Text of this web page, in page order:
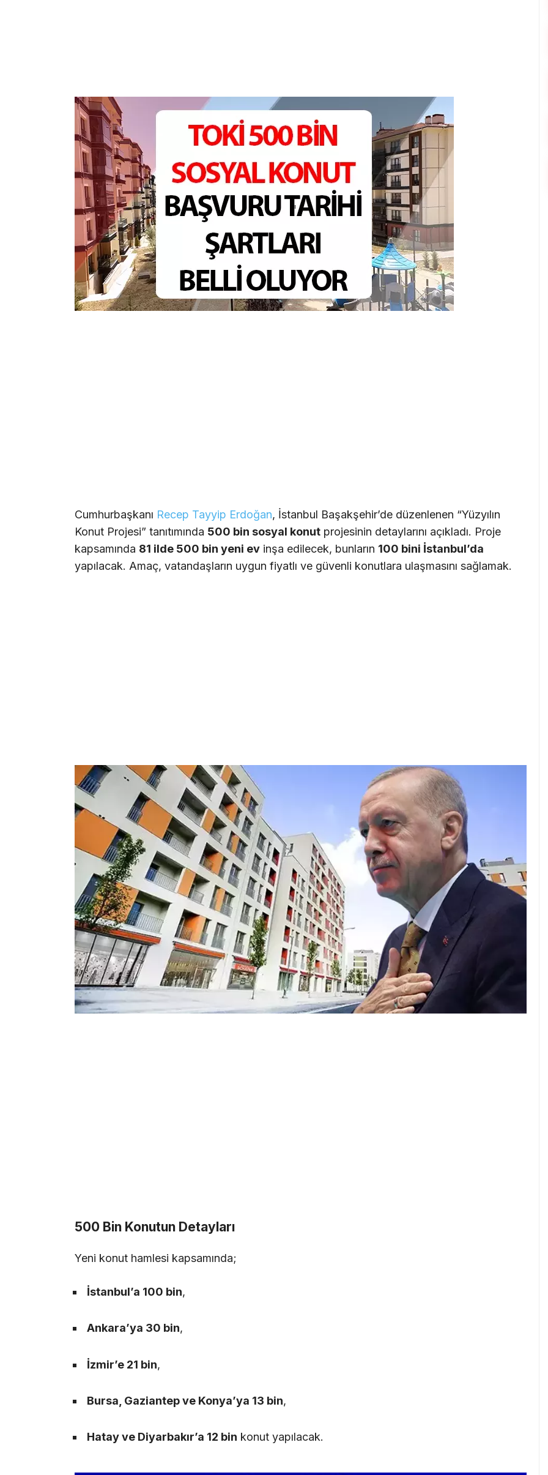
Cumhurbaşkanı Recep Tayyip Erdoğan, İstanbul Başakşehir’de düzenlenen “Yüzyılın
Konut Projesi” tanıtımında 500 bin sosyal konut projesinin detaylarını açıkladı. Proje
kapsamında 81 ilde 500 bin yeni ev inşa edilecek, bunların 100 bini İstanbul’da
yapılacak. Amaç, vatandaşların uygun fiyatlı ve güvenli konutlara ulaşmasını sağlamak.
500 Bin Konutun Detayları
Yeni konut hamlesi kapsamında;
İstanbul’a 100 bin,
Ankara’ya 30 bin,
İzmir’e 21 bin,
Bursa, Gaziantep ve Konya’ya 13 bin,
Hatay ve Diyarbakır’a 12 bin konut yapılacak.